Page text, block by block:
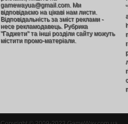
gamewayua@gmail.com. Ми
відповідаємо на цікаві нам листи.
Відповідальність за зміст реклами -
несе рекламодавець. Рубрика
"Гаджети" та інші розділи сайту можуть
містити промо-матеріали.